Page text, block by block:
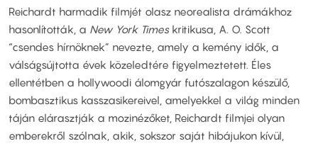
Reichardt harmadik filmjét olasz neorealista drámákhoz
hasonlították, a New York Timeskritikusa, A. O. Scott
“csendes hírnöknek” nevezte, amely a kemény idők, a
válságsújtotta évek közeledtére figyelmeztetett. Éles
ellentétben a hollywoodi álomgyár futószalagon készülő,
bombasztikus kasszasikereivel, amelyekkel a világ minden
táján elárasztják a mozinézőket, Reichardt filmjei olyan
emberekről szólnak, akik, sokszor saját hibájukon kívül,